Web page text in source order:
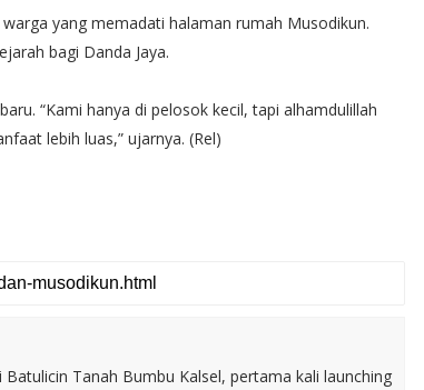
yang memadati halaman rumah Musodikun.
bagi Danda Jaya.
“Kami hanya di pelosok kecil, tapi alhamdulillah
lebih luas,” ujarnya. (Rel)
Tanah Bumbu Kalsel, pertama kali launching